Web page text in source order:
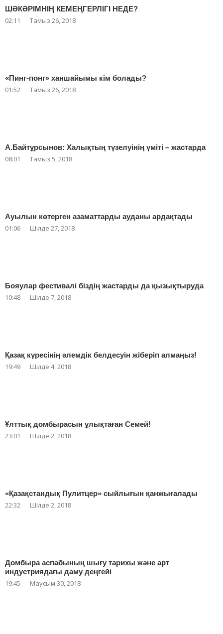
ШӘКӘРІМНІҢ КЕМЕҢГЕРЛІГІ НЕДЕ?
02:11 Тамыз 26, 2018
«Пинг-понг» ханшайымы кім болады?
01:52 Тамыз 26, 2018
А.Байтұрсынов: Халықтың түзелуінің үміті – жастарда
08:01 Тамыз 5, 2018
Ауылын көтерген азаматтарды ауданы ардақтады
01:06 Шілде 27, 2018
Бояулар фестивалі біздің жастарды да қызықтыруда
10:48 Шілде 7, 2018
Қазақ күресінің әлемдік белдесуін жіберіп алмаңыз!
19:49 Шілде 4, 2018
Ұлттық домбырасын ұлықтаған Семей!
23:01 Шілде 2, 2018
«Қазақстандық Пулитцер» сыйлығын қанжығалады
22:32 Шілде 2, 2018
Домбыра аспабының шығу тарихы және арт
индустриядағы даму деңгейі
19:45 Маусым 30, 2018